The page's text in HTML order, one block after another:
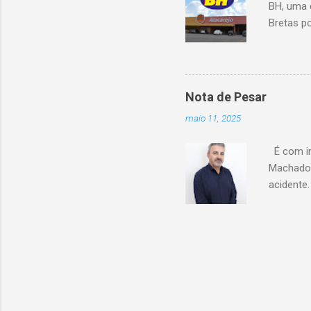
BH,
Bretas
existe a
Nota de Pesar
maio 11, 2025
É com
Celio
sobre o